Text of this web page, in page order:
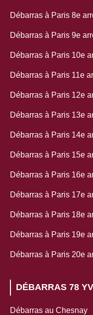
Débarras à Paris 8e
Débarras à Paris 9e
Débarras à Paris 10e
Débarras à Paris 11e
Débarras à Paris 12e
Débarras à Paris 13e
Débarras à Paris 14e
Débarras à Paris 15e
Débarras à Paris 16e
Débarras à Paris 17e
Débarras à Paris 18e
Débarras à Paris 19e
Débarras à Paris 20e
DÉBARRAS 78
Débarras au Chesnay